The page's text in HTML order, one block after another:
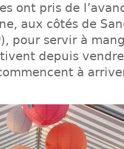
ont pris de
aux côtés de
), pour servir à
depuis
à